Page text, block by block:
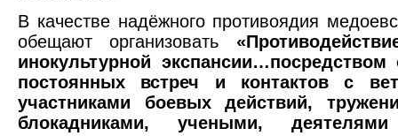
В качестве надёжного противоядия
обещают организовать
инокультурной экспансии…посредством
постоянных встреч и контактов с
участниками боевых действий,
блокадниками, учеными,